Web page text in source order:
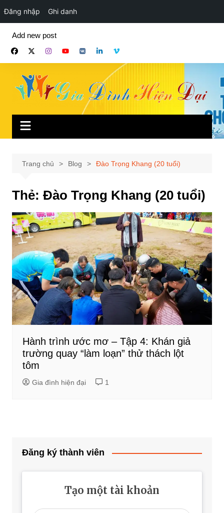
Đăng nhập Ghi danh
phần
Add new post
Trang chủ Blog Đào Trọng Khang (20 tuổi)
Thẻ: Đào Trọng Khang (20 tuổi)
Hành trình ước mơ – Tập 4: Khán giả
trường quay “làm loạn” thử thách lột
tôm
Gia đình hiện đại 1
Đăng ký thành viên
Tạo một tài khoản